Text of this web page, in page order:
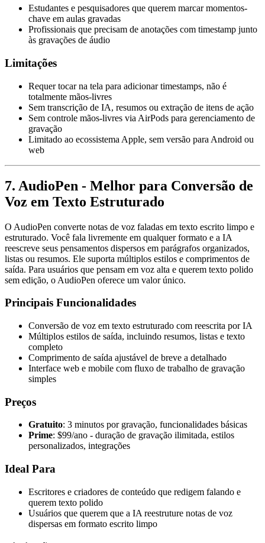
Estudantes e pesquisadores que querem marcar momentos-
chave em aulas gravadas
Profissionais que precisam de anotações com timestamp junto
às gravações de áudio
Limitações
Requer tocar na tela para adicionar timestamps, não é
totalmente mãos-livres
Sem transcrição de IA, resumos ou extração de itens de ação
Sem controle mãos-livres via AirPods para gerenciamento de
gravação
Limitado ao ecossistema Apple, sem versão para Android ou
web
7. AudioPen - Melhor para Conversão de
Voz em Texto Estruturado
O AudioPen converte notas de voz faladas em texto escrito limpo e
estruturado. Você fala livremente em qualquer formato e a IA
reescreve seus pensamentos dispersos em parágrafos organizados,
listas ou resumos. Ele suporta múltiplos estilos e comprimentos de
saída. Para usuários que pensam em voz alta e querem texto polido
sem edição, o AudioPen oferece um valor único.
Principais Funcionalidades
Conversão de voz em texto estruturado com reescrita por IA
Múltiplos estilos de saída, incluindo resumos, listas e texto
completo
Comprimento de saída ajustável de breve a detalhado
Interface web e mobile com fluxo de trabalho de gravação
simples
Preços
Gratuito: 3 minutos por gravação, funcionalidades básicas
Prime: $99/ano - duração de gravação ilimitada, estilos
personalizados, integrações
Ideal Para
Escritores e criadores de conteúdo que redigem falando e
querem texto polido
Usuários que querem que a IA reestruture notas de voz
dispersas em formato escrito limpo